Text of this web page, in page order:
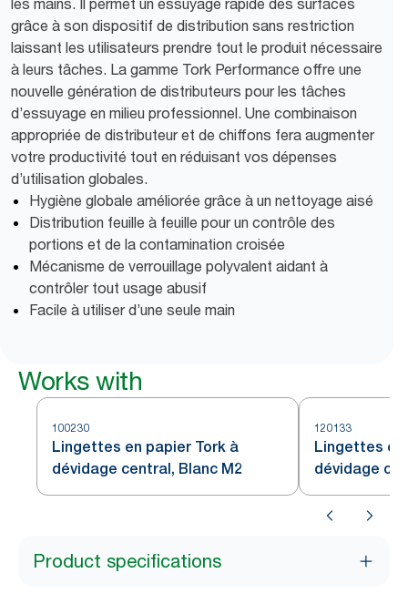
les mains. Il permet un essuyage rapide des surfaces
grâce à son dispositif de distribution sans restriction
laissant les utilisateurs prendre tout le produit nécessaire
à leurs tâches. La gamme Tork Performance offre une
nouvelle génération de distributeurs pour les tâches
d’essuyage en milieu professionnel. Une combinaison
appropriée de distributeur et de chiffons fera augmenter
votre productivité tout en réduisant vos dépenses
d’utilisation globales.
Hygiène globale améliorée grâce à un nettoyage aisé
Distribution feuille à feuille pour un contrôle des
portions et de la contamination croisée
Mécanisme de verrouillage polyvalent aidant à
contrôler tout usage abusif
Facile à utiliser d’une seule main
Works with
100230
Lingettes en papier Tork à
dévidage central, Blanc M2
120133
Lingettes en
dévidage
Product specifications